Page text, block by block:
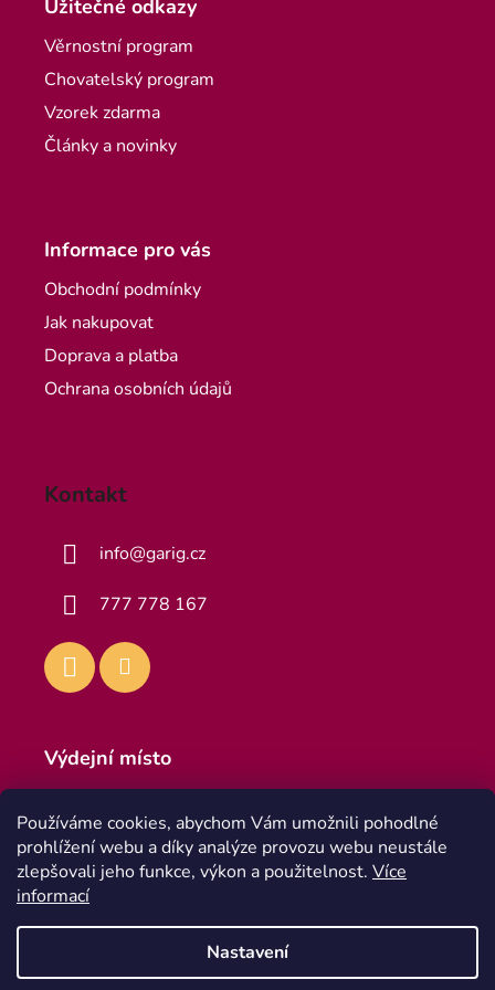
Používáme cookies, abychom Vám umožnili pohodlné
prohlížení webu a díky analýze provozu webu neustále
zlepšovali jeho funkce, výkon a použitelnost. Více
informací
Nastavení
Užitečné odkazy
Věrnostní program
Chovatelský program
Vzorek zdarma
Články a novinky
Informace pro vás
Obchodní podmínky
Jak nakupovat
Doprava a platba
Ochrana osobních údajů
Kontakt
info@garig.cz
777 778 167
Výdejní místo
Teplická 916, 418 01 Bílina 1
Po - Pa 8:00 - 16:30